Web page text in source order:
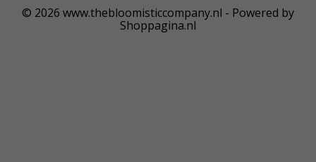
© 2026 www.thebloomisticcompany.nl - Powered by
Shoppagina.nl